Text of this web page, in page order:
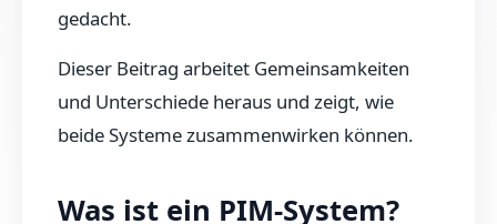
gedacht.
Dieser Beitrag arbeitet Gemeinsamkeiten
und Unterschiede heraus und zeigt, wie
beide Systeme zusammenwirken können.
Was ist ein PIM-System?